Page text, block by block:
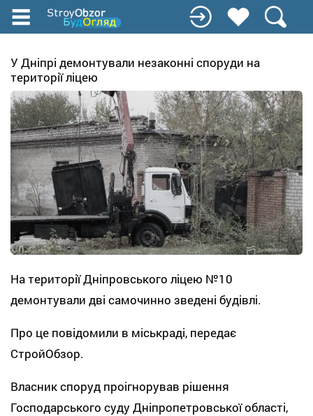
Перейти
до
вмісту
У Дніпрі демонтували незаконні споруди на
території ліцею
На території Дніпровського ліцею №10
демонтували дві самочинно зведені будівлі.
Про це повідомили в міськраді, передає
СтройОбзор.
Власник споруд проігнорував рішення
Господарського суду Дніпропетровської області,